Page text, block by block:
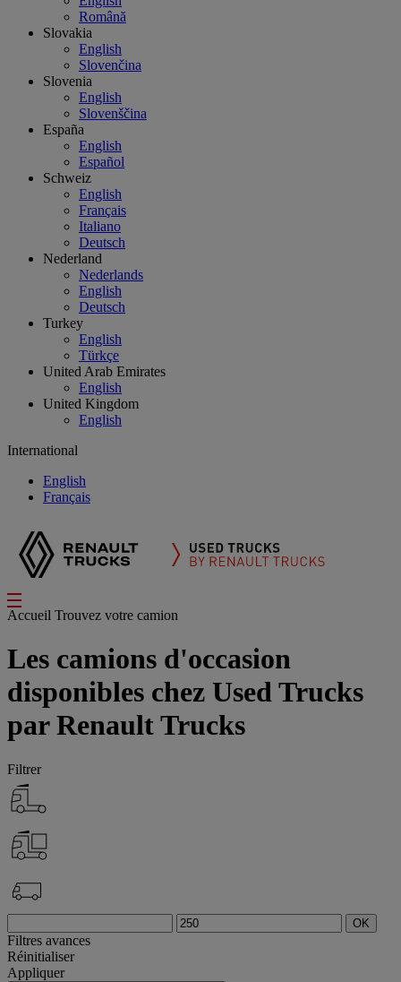
Română
Slovakia
English
Slovenčina
Slovenia
English
Slovenščina
España
English
Español
Schweiz
English
Français
Italiano
Deutsch
Nederland
Nederlands
English
Deutsch
Turkey
English
Türkçe
United Arab Emirates
English
United Kingdom
English
International
English
Français
Accueil Trouvez votre camion
Les camions d'occasion
disponibles chez Used Trucks
par Renault Trucks
Filtrer
OK
Filtres avances
Réinitialiser
Appliquer